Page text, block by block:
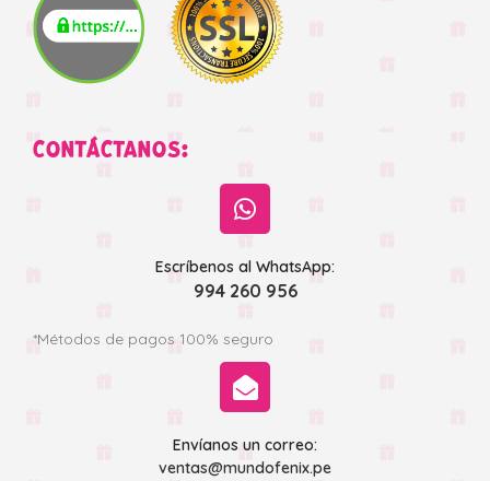
CONTÁCTANOS:
Escríbenos al WhatsApp:
994 260 956
*Métodos de pagos 100% seguro
Envíanos un correo:
ventas@mundofenix.pe